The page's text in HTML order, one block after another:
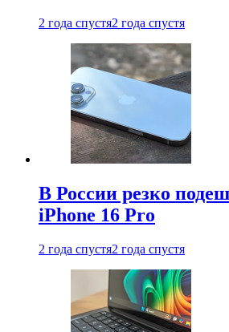
2 года спустя2 года спустя
В России резко
iPhone 16 Pro
2 года спустя2 года спустя